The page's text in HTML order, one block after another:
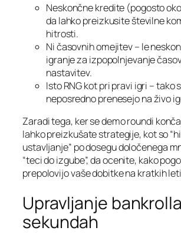
Neskončne kredite (pogosto
da lahko preizkusite številne
hitrosti.
Ni časovnih omejitev – le
igranje za izpopolnjevanje
nastavitev.
Isto RNG kot pri pravi igri – tako
neposredno prenesejo na živo
Zaradi tega, ker se demo roundi
lahko preizkušate strategije, kot so
ustavljanje” po dosegu določenega
“teci do izgube”, da ocenite, kako
prepolovijo vaše dobitke na kratkih
Upravljanje
sekundah